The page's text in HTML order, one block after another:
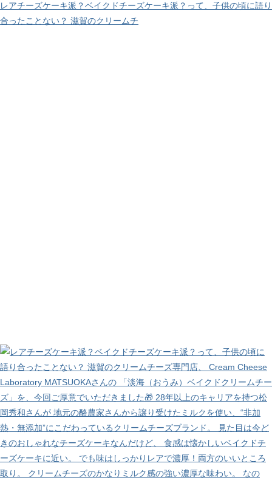
レアチーズケーキ派？ベイクドチーズケーキ派？って、子供の頃に語り
合ったことない？ 滋賀のクリームチ